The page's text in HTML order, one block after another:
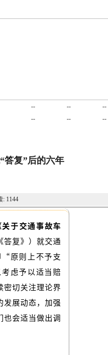
-- -- --
-- -- --
答复”后的六年
: 1144
关于交通事故车
答复》）就交通
“原则上不予支
虑予以适当赔
密切关注理论界
发展动态，加强
也会适当做出调